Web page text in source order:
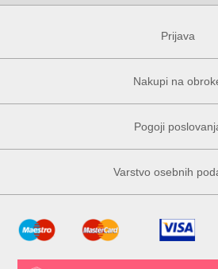
Prijava
Nakupi na
Pogoji
Varstvo osebnih